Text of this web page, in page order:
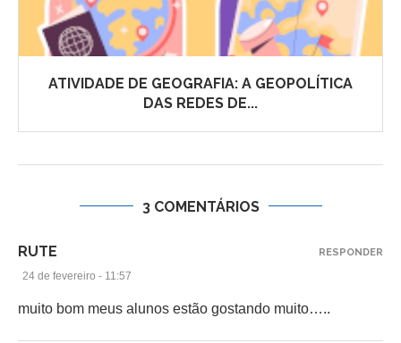
ATIVIDADE DE GEOGRAFIA: A GEOPOLÍTICA
DAS REDES DE...
3 COMENTÁRIOS
RUTE
24 de fevereiro - 11:57
muito bom meus alunos estão gostando muito…..
RESPONDER